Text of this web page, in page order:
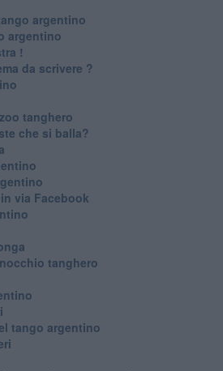
argentino
argentino
!
da scrivere ?
tanghero
che si balla?
via Facebook
tanghero
tango argentino